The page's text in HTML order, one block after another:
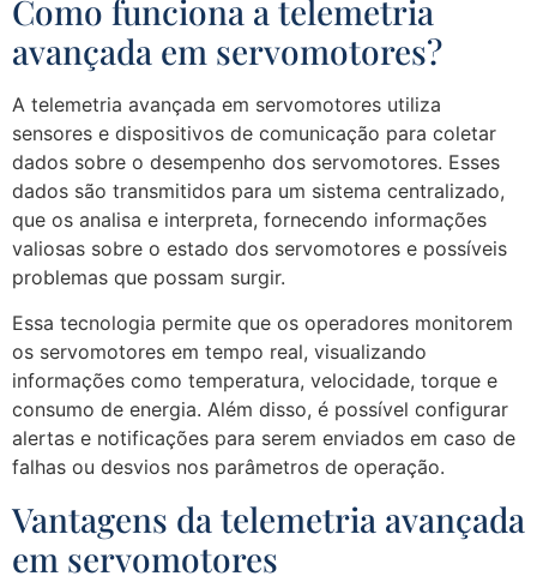
Como funciona a telemetria
avançada em servomotores?
A telemetria avançada em servomotores utiliza
sensores e dispositivos de comunicação para coletar
dados sobre o desempenho dos servomotores. Esses
dados são transmitidos para um sistema centralizado,
que os analisa e interpreta, fornecendo informações
valiosas sobre o estado dos servomotores e possíveis
problemas que possam surgir.
Essa tecnologia permite que os operadores monitorem
os servomotores em tempo real, visualizando
informações como temperatura, velocidade, torque e
consumo de energia. Além disso, é possível configurar
alertas e notificações para serem enviados em caso de
falhas ou desvios nos parâmetros de operação.
Vantagens da telemetria avançada
em servomotores